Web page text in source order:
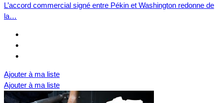
L’accord commercial signé entre Pékin et Washington redonne de
la…
Ajouter à ma liste
Ajouter à ma liste